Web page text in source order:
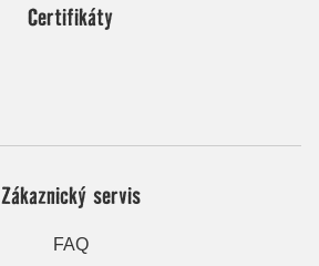
Certifikáty
Zákaznický servis
FAQ